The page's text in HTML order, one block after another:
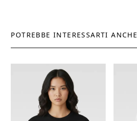
POTREBBE INTERESSARTI ANCHE